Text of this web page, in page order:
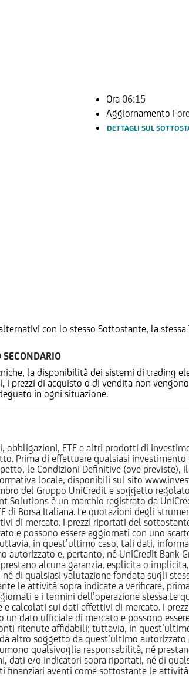
Ora 06:15
Aggiornamento
DETTAGLI SUL
con lo stesso Sottostante, la
la disponibilità dei sistemi di trading
prezzi di acquisto o di vendita non
in ogni situazione.
obbligazioni, ETF e altri prodotti di
Prima di effettuare qualsiasi
le Condizioni Definitive (ove previste),
locale, disponibili sul sito
del Gruppo UniCredit e soggetto
Solutions è un marchio registrato da
di Borsa Italiana. Le quotazioni degli
di mercato. I prezzi riportati del
e possono essere aggiornati con uno
in quest’ultimo caso, tali dati,
autorizzato e, pertanto, né UniCredit Bank
alcuna garanzia, esplicita o
di qualsiasi valutazione fondata sugli
le attività sopra indicate a verificare,
e i termini dell’operazione stessa.Le
e calcolati sui dati effettivi di mercato. I
dato ufficiale di mercato e possono
ritenute affidabili; tuttavia, in
altro soggetto da quest’ultimo
qualsivoglia responsabilità, né
dati e/o indicatori sopra riportati, né di
finanziari aventi come sottostante le